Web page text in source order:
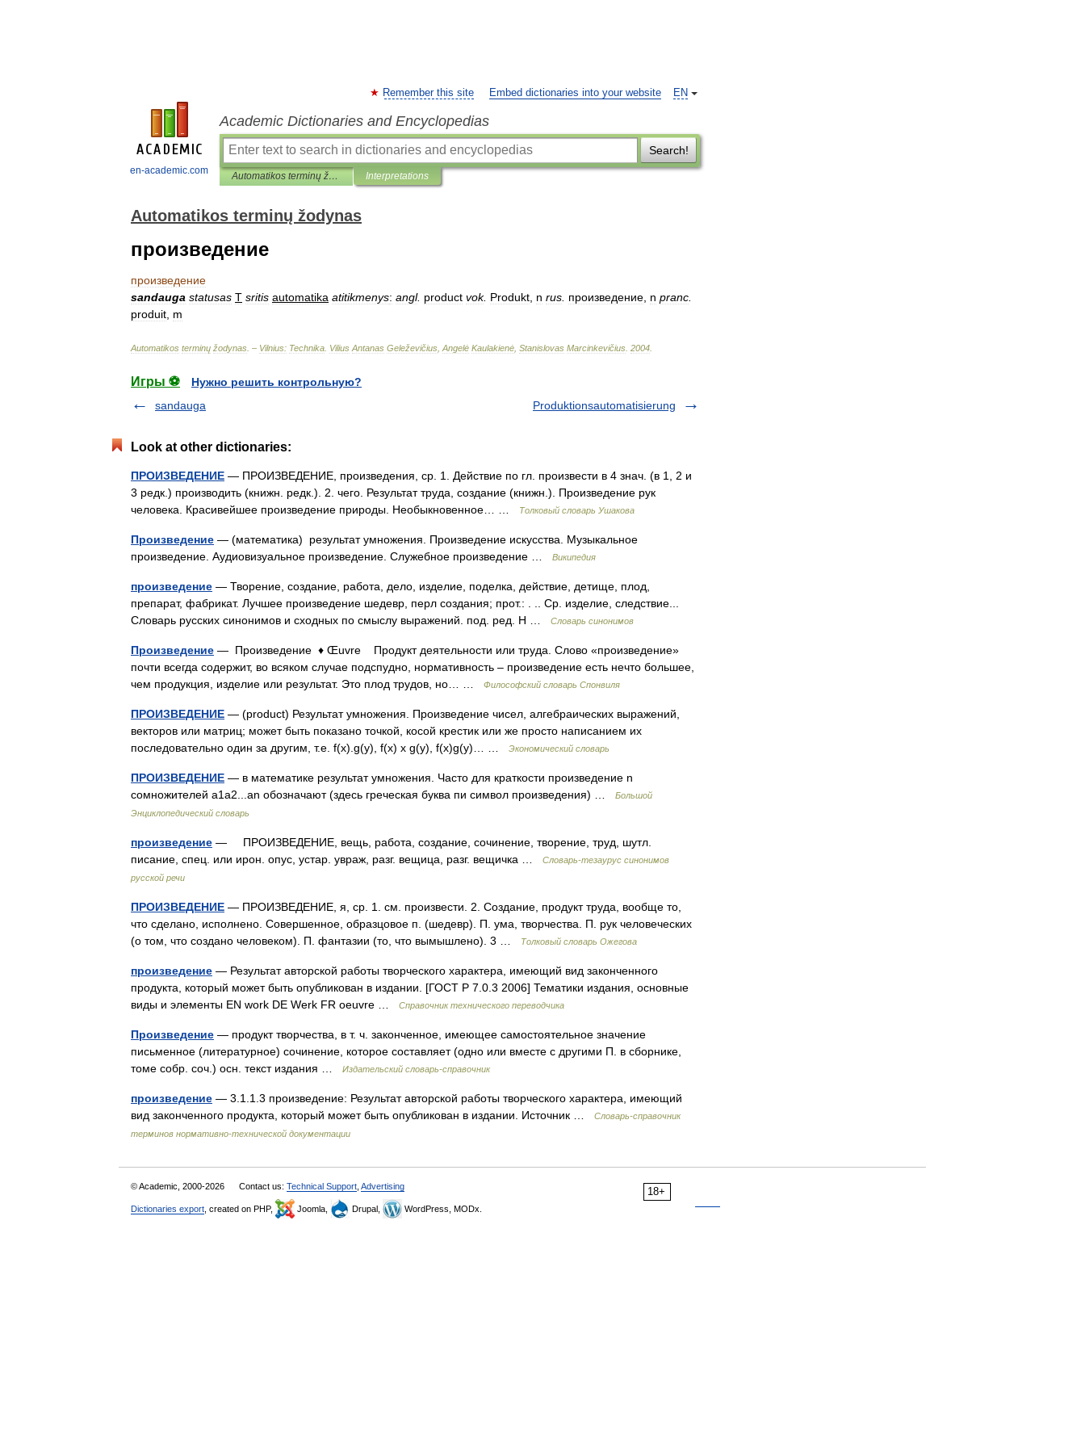
en-academic.com
EN
Remember this site Embed dictionaries into your website
Academic Dictionaries and Encyclopedias
Search!
Automatikos terminų žodynas Interpretations
Automatikos terminų žodynas
произведение
произведение
sandauga statusas T sritis automatika atitikmenys: angl. product vok. Produkt n rus произведение n pranc
produit m
Automatikos terminų žodynas . – Vilnius: Technika Vilius Antanas Geleževičius Angelė Kaulakienė Stanislovas Marcinkevičius 2004
Игры ⚽
Нужно решить контрольную?
sandauga
Produktionsautomatisierung
Look at other dictionaries:
ПРОИЗВЕДЕНИЕ — ПРОИЗВЕДЕНИЕ, произведения, ср. 1. Действие по гл. произвести в 4 знач. (в 1, 2 и
3 редк.) производить (книжн. редк.). 2. чего. Результат труда, создание (книжн.). Произведение рук
человека. Красивейшее произведение природы. Необыкновенное… …
Толковый словарь Ушакова
Произведение — (математика) результат умножения. Произведение искусства. Музыкальное
произведение. Аудиовизуальное произведение. Служебное произведение …
Википедия
произведение — Творение, создание, работа, дело, изделие, поделка, действие, детище, плод,
препарат, фабрикат. Лучшее произведение шедевр, перл создания; прот.: . .. Ср. изделие, следствие...
Словарь русских синонимов и сходных по смыслу выражений. под. ред. Н …
Словарь синонимов
Произведение — Произведение ♦ Œuvre Продукт деятельности или труда. Слово «произведение»
почти всегда содержит, во всяком случае подспудно, нормативность – произведение есть нечто большее,
чем продукция, изделие или результат. Это плод трудов, но… …
Философский словарь Спонвиля
ПРОИЗВЕДЕНИЕ — (product) Результат умножения. Произведение чисел, алгебраических выражений,
векторов или матриц; может быть показано точкой, косой крестик или же просто написанием их
последовательно один за другим, т.е. f(x).g(y), f(x) x g(y), f(x)g(y)… …
Экономический словарь
ПРОИЗВЕДЕНИЕ — в математике результат умножения. Часто для краткости произведение n
сомножителей a1a2...an обозначают (здесь греческая буква пи символ произведения) …
Большой
Энциклопедический словарь
произведение — ПРОИЗВЕДЕНИЕ, вещь, работа, создание, сочинение, творение, труд, шутл.
писание, спец. или ирон. опус, устар. увраж, разг. вещица, разг. вещичка …
Словарь-тезаурус синонимов
русской речи
ПРОИЗВЕДЕНИЕ — ПРОИЗВЕДЕНИЕ, я, ср. 1. см. произвести. 2. Создание, продукт труда, вообще то,
что сделано, исполнено. Совершенное, образцовое п. (шедевр). П. ума, творчества. П. рук человеческих
(о том, что создано человеком). П. фантазии (то, что вымышлено). 3 …
Толковый словарь Ожегова
произведение — Результат авторской работы творческого характера, имеющий вид законченного
продукта, который может быть опубликован в издании. [ГОСТ Р 7.0.3 2006] Тематики издания, основные
виды и элементы EN work DE Werk FR oeuvre …
Справочник технического переводчика
Произведение — продукт творчества, в т. ч. законченное, имеющее самостоятельное значение
письменное (литературное) сочинение, которое составляет (одно или вместе с другими П. в сборнике,
томе собр. соч.) осн. текст издания …
Издательский словарь-справочник
произведение — 3.1.1.3 произведение: Результат авторской работы творческого характера, имеющий
вид законченного продукта, который может быть опубликован в издании. Источник …
Словарь-справочник
терминов нормативно-технической документации
18+
© Academic, 2000-2026 Contact us: Technical Support Advertising
Dictionaries export , created on PHP, Joomla, Drupal, WordPress, MODx.